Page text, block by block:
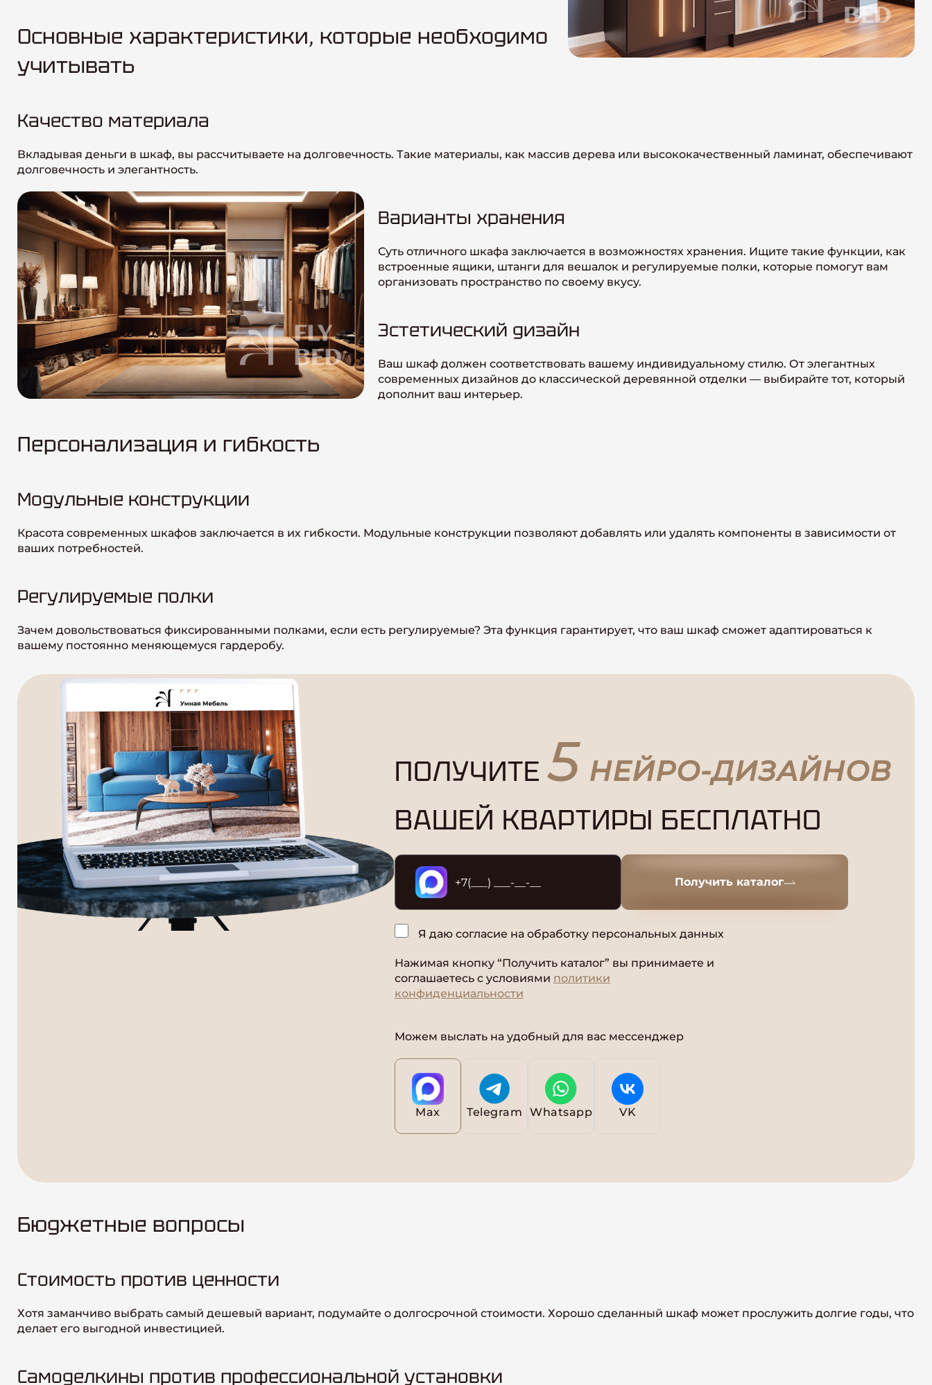
Основные характеристики, которые необходимо
учитывать
Качество материала
Вкладывая деньги в шкаф, вы рассчитываете на долговечность. Такие материалы, как массив дерева или высококачественный ламинат, обеспечивают
долговечность и элегантность.
Варианты хранения
Суть отличного шкафа заключается в возможностях хранения. Ищите такие функции, как
встроенные ящики, штанги для вешалок и регулируемые полки, которые помогут вам
организовать пространство по своему вкусу.
Эстетический дизайн
Ваш шкаф должен соответствовать вашему индивидуальному стилю. От элегантных
современных дизайнов до классической деревянной отделки — выбирайте тот, который
дополнит ваш интерьер.
Персонализация и гибкость
Модульные конструкции
Красота современных шкафов заключается в их гибкости. Модульные конструкции позволяют добавлять или удалять компоненты в зависимости от
ваших потребностей.
Регулируемые полки
Зачем довольствоваться фиксированными полками, если есть регулируемые? Эта функция гарантирует, что ваш шкаф сможет адаптироваться к
вашему постоянно меняющемуся гардеробу.
ПОЛУЧИТЕ5 НЕЙРО-ДИЗАЙНОВ
ВАШЕЙ КВАРТИРЫ БЕСПЛАТНО
Получить каталог
Я даю согласие на обработку персональных данных
Нажимая кнопку “Получить каталог” вы принимаете и
соглашаетесь с условиями политики
конфиденциальности
Можем выслать на удобный для вас мессенджер
Max Telegram Whatsapp VK
Бюджетные вопросы
Стоимость против ценности
Хотя заманчиво выбрать самый дешевый вариант, подумайте о долгосрочной стоимости. Хорошо сделанный шкаф может прослужить долгие годы, что
делает его выгодной инвестицией.
Самоделкины против профессиональной установки